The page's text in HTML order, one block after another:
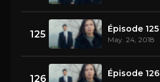
125 Épisode 125
May. 24, 2018
126 Épisode 126